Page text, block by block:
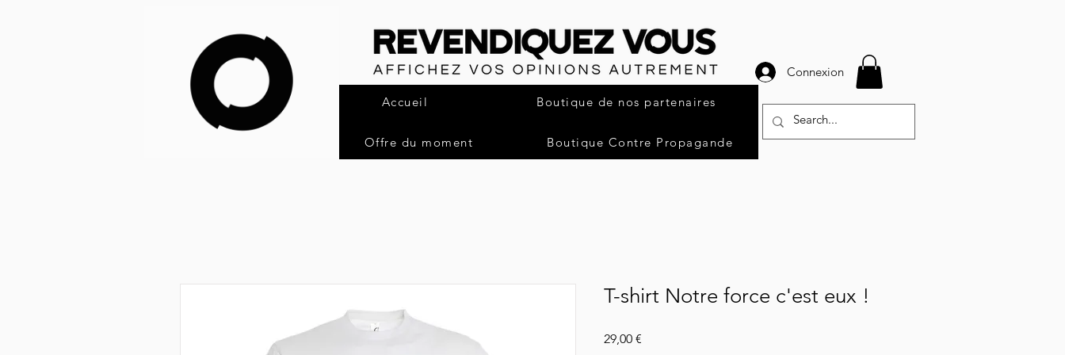
Accueil Boutique de nos partenaires
Offre du moment Boutique Contre Propagande
Connexion
T-shirt Notre force c'est eux !
29,00 €